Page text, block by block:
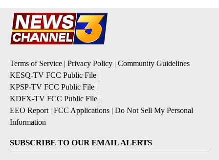
Terms of Service | Privacy Policy | Community Guidelines
KESQ-TV FCC Public File |
KPSP-TV FCC Public File |
KDFX-TV FCC Public File |
EEO Report | FCC Applications | Do Not Sell My Personal
Information
SUBSCRIBE TO OUR EMAIL ALERTS